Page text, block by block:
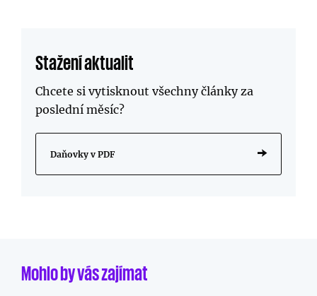
Stažení aktualit
Chcete si vytisknout všechny články za
poslední měsíc?
Daňovky v PDF
Mohlo by vás zajímat